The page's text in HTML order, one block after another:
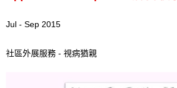
Jul - Sep 2015
社區外展服務 - 視病猶親